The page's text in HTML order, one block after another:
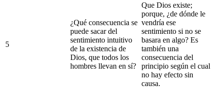
5
¿Qué consecuencia se
puede sacar del
sentimiento intuitivo
de la existencia de
Dios, que todos los
hombres llevan en sí?
Que Dios existe;
porque, ¿de dónde le
vendría ese
sentimiento si no se
basara en algo? Es
también una
consecuencia del
principio según el cual
no hay efecto sin
causa.